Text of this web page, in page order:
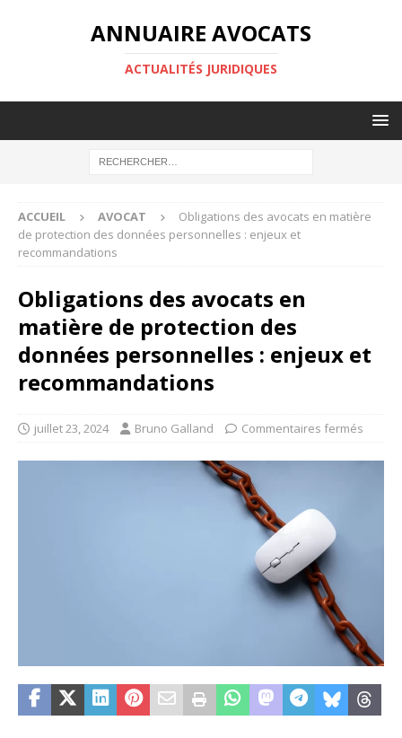
ANNUAIRE AVOCATS
ACTUALITÉS JURIDIQUES
ACCUEIL AVOCAT
Obligations des avocats en matière
de protection des données personnelles : enjeux et
recommandations
Obligations des avocats en
matière de protection des
données personnelles : enjeux et
recommandations
juillet 23, 2024 Bruno Galland Commentaires fermés